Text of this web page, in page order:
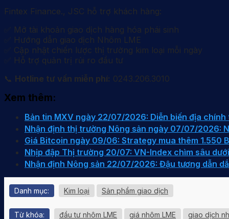
Fintex Finance., JSC hỗ trợ khách hàng:
✅ Mở tài khoản giao dịch hàng hóa phái sinh
✅ Hướng dẫn giao dịch Nhôm LME
✅ Cập nhật chiến lược thị trường kim loại mỗi ngày
✅ Hỗ trợ quản trị rủi ro đầu tư
📞 Hotline tư vấn miễn phí: 0243.206.3010
Xem thêm:
Bản tin MXV ngày 22/07/2026: Diễn biến địa
Nhận định thị trường Nông sản ngày 07/07/2026:
Giá Bitcoin ngày 09/06: Strategy mua thêm 1.550
Nhịp đập Thị trường 20/07: VN-Index chìm sâu
Nhận định Nông sản 22/07/2026: Đậu tương dẫn
Danh mục: Kim loại Sản phẩm giao dịch
Từ khóa: đầu tư nhôm LME giá nhôm LME giao dịch